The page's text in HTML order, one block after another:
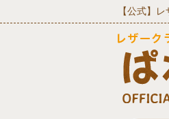
【公式】